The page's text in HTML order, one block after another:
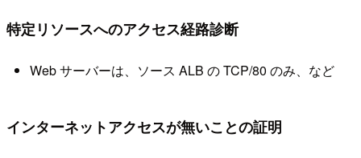
特定リソースへのアクセス経路診断
Web サーバーは、ソース ALB の TCP/80 のみ、など
インターネットアクセスが無いことの証明